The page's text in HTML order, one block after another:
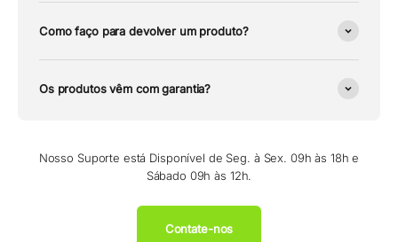
Como faço para devolver um produto?
Os produtos vêm com garantia?
Nosso Suporte está Disponível de Seg. à Sex. 09h às 18h e
Sábado 09h às 12h.
Contate-nos